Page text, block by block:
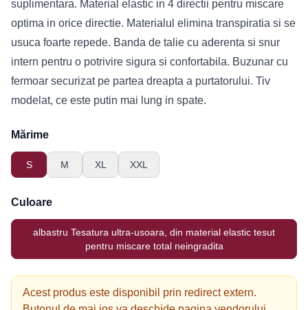
suplimentara. Material elastic in 4 directii pentru miscare
optima in orice directie. Materialul elimina transpiratia si se
usuca foarte repede. Banda de talie cu aderenta si snur
intern pentru o potrivire sigura si confortabila. Buzunar cu
fermoar securizat pe partea dreapta a purtatorului. Tiv
modelat, ce este putin mai lung in spate.
Mărime
S M XL XXL
Culoare
albastru Tesatura ultra-usoara, din material elastic tesut
pentru miscare total neingradita
Acest produs este disponibil prin redirect extern.